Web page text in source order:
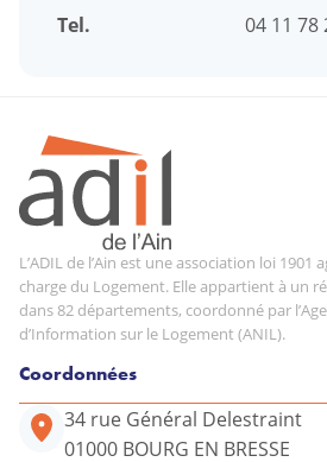
Tel. 04 11 78
L’ADIL de l’Ain est une association loi 1901
charge du Logement. Elle appartient à un
dans 82 départements, coordonné par
d’Information sur le Logement (ANIL).
Coordonnées
34 rue Général Delestraint
01000 BOURG EN BRESSE